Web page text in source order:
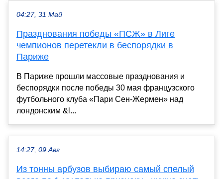
04:27, 31 Май
Празднования победы «ПСЖ» в Лиге
чемпионов перетекли в беспорядки в
Париже
В Париже прошли массовые празднования и
беспорядки после победы 30 мая французского
футбольного клуба «Пари Сен-Жермен» над
лондонским &l...
14:27, 09 Авг
Из тонны арбузов выбираю самый спелый